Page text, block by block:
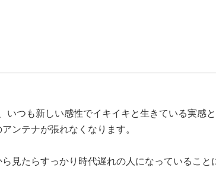
つも新しい感性でイキイキと生きている実感
ンテナが張れなくなります。
見たらすっかり時代遅れの人になっていること